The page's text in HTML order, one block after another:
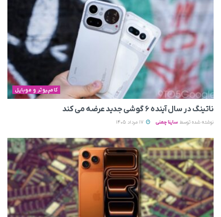
کامپیوتر و موبایل
ناتینگ در سال آینده ۶ گوشی جدید عرضه می‌ کند
نوشته شده توسط ساینا چمنی